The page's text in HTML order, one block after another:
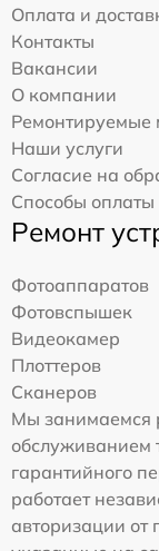
Оплата и
Контакты
Вакансии
О компании
Ремонтируемые
Наши услуги
Согласие на
Способы оплаты
Ремонт
Фотоаппаратов
Фотовспышек
Видеокамер
Плоттеров
Сканеров
Мы занимаемся
обслуживанием
гарантийного
работает
авторизации от